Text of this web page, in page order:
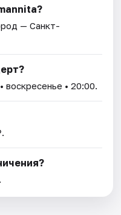
— Санкт-
• воскресенье • 20:00.